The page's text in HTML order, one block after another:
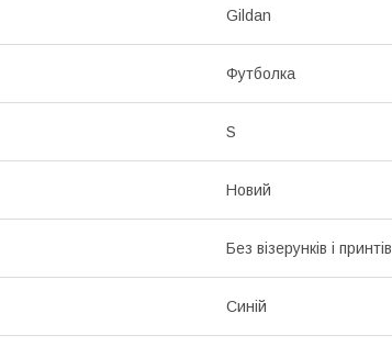
Gildan
Футболка
S
Новий
Без візерунків і принтів
Синій